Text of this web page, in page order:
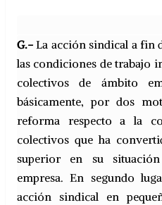
G.-La acción sindical a fin
las condiciones de trabajo
colectivos de ámbito
básicamente, por dos
reforma respecto a la
colectivos que ha
superior en su
empresa. En segundo
acción sindical en